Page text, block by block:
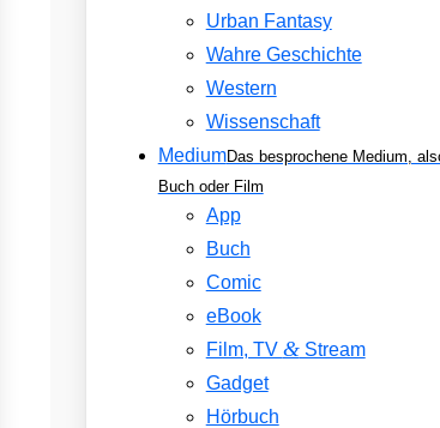
Urban Fantasy
Wahre Geschichte
Western
Wissenschaft
MediumDas besprochene Medium,
Buch oder Film
App
Buch
Comic
eBook
Film, TV &Stream
Gadget
Hörbuch